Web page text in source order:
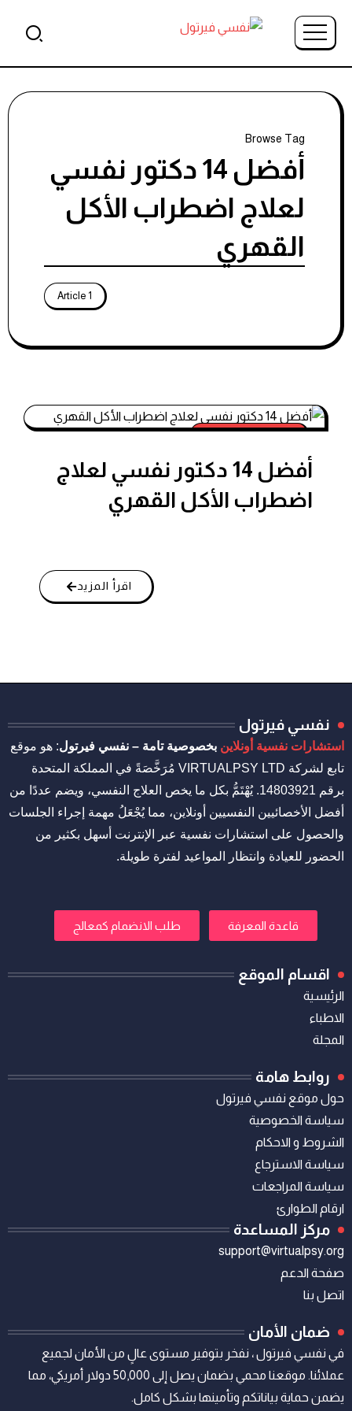
Browse Tag
أفضل 14 دكتور نفسي
لعلاج اضطراب الأكل
القهري
1 Article
طبيب نفسي اونلاين
أفضل 14 دكتور نفسي لعلاج
اضطراب الأكل القهري
اقرأ المزيد
نفسي فيرتول
استشارات نفسية أونلاين بخصوصية تامة – نفسي فيرتول: هو موقع
تابع لشركة VIRTUALPSY LTD مُرَخَّصَةً في المملكة المتحدة
برقم 14803921. يُهْتَمُّ بكل ما يخص العلاج النفسي، ويضم عددًا من
أفضل الأخصائيين النفسيين أونلاين، مما يُجْعَلُ مهمة إجراء الجلسات
والحصول على استشارات نفسية عبر الإنترنت أسهل بكثير من
الحضور للعيادة وانتظار المواعيد لفترة طويلة.
قاعدة المعرفة طلب الانضمام كمعالج
اقسام الموقع
الرئيسية
الاطباء
المجلة
روابط هامة
حول موقع نفسي فيرتول
سياسة الخصوصية
الشروط و الاحكام
سياسة الاسترجاع
سياسة المراجعات
ارقام الطوارئ
مركز المساعدة
support@virtualpsy.org
صفحة الدعم
اتصل بنا
ضمان الأمان
في نفسي فيرتول ، نفخر بتوفير مستوى عالٍ من الأمان لجميع
عملائنا. موقعنا محمي بضمان يصل إلى 50,000 دولار أمريكي، مما
يضمن حماية بياناتكم وتأمينها بشكل كامل.